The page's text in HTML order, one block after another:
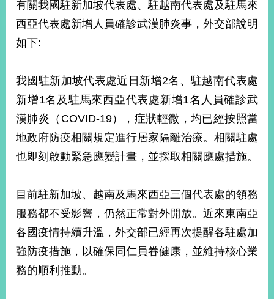
經
濟
日
不
台
海
平
護
照
頁
網
站
導
覽
關
於
本
部
有關我國駐新加坡代表處、駐越南代表處及駐馬來
西亞代表處新增人員確診武漢肺炎事，外交部說明
如下:
我國駐新加坡代表處近日新增2名、駐越南代表處
新增1名及駐馬來西亞代表處新增1名人員確診武
漢肺炎（COVID-19），症狀輕微，均已經按照當
地政府防疫相關規定進行居家隔離治療。相關駐處
也即刻啟動緊急應變計畫，並採取相關應處措施。
目前駐新加坡、越南及馬來西亞三個代表處的領務
服務都不受影響，仍然正常對外開放。近來東南亞
各國疫情持續升溫，外交部已經再次提醒各駐處加
強防疫措施，以確保同仁員眷健康，並維持核心業
務的順利推動。